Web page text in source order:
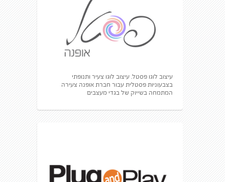
עיצוב לוגו פסטל. עיצוב לוגו צעיר ותנופתי
בצבעוניות פסטלית עבור חברת אופנה צעירה
המתמחה בשייוק של בגדי מעצבים